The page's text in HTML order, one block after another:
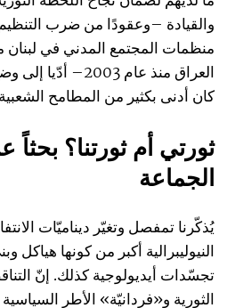
والقيادة –وعقودًا من ضرب
منظمات المجتمع المدني في لبنان
العراق منذ عام
كان أدنى بكثير من المطامح
ثورتي أم ثورتنا؟
الجماعة
يُذكّرنا تمفصل وتغيّر ديناميّات
النيوليبرالية أكبر من كونها
تجسّدات أيديولوجية كذلك. إنّ
الثورية و«فردانيّة» الأطر